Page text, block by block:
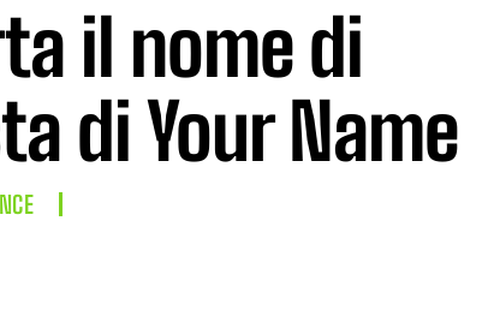
il nome di
di Your Name